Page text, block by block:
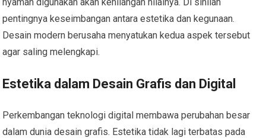
pentingnya keseimbangan antara estetika dan kegunaan.
Desain modern berusaha menyatukan kedua aspek tersebut
agar saling melengkapi.
Estetika dalam Desain Grafis dan Digital
Perkembangan teknologi digital membawa perubahan besar
dalam dunia desain grafis. Estetika tidak lagi terbatas pada